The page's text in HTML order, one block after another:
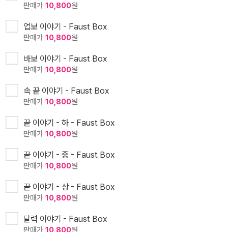
판매가 10,800원
업보 이야기 - Faust Box
판매가 10,800원
바보 이야기 - Faust Box
판매가 10,800원
속 끝 이야기 - Faust Box
판매가 10,800원
끝 이야기 - 하 - Faust Box
판매가 10,800원
끝 이야기 - 중 - Faust Box
판매가 10,800원
끝 이야기 - 상 - Faust Box
판매가 10,800원
달력 이야기 - Faust Box
판매가 10,800원